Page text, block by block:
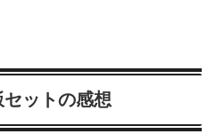
ットの感想